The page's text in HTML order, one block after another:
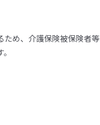
ため、介護保険被保険者等